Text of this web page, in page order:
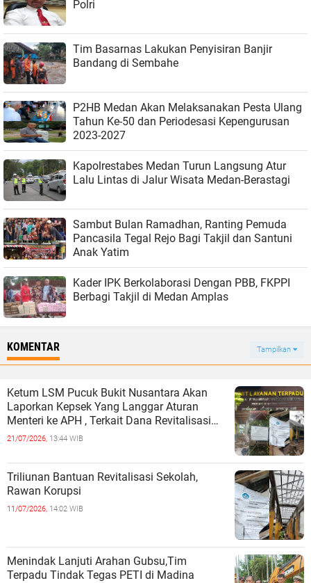
Polri
Tim Basarnas Lakukan Penyisiran Banjir
Bandang di Sembahe
P2HB Medan Akan Melaksanakan Pesta Ulang
Tahun Ke-50 dan Periodesasi Kepengurusan
2023-2027
Kapolrestabes Medan Turun Langsung Atur
Lalu Lintas di Jalur Wisata Medan-Berastagi
Sambut Bulan Ramadhan, Ranting Pemuda
Pancasila Tegal Rejo Bagi Takjil dan Santuni
Anak Yatim
Kader IPK Berkolaborasi Dengan PBB, FKPPI
Berbagi Takjil di Medan Amplas
KOMENTAR Tampilkan
Ketum LSM Pucuk Bukit Nusantara Akan
Laporkan Kepsek Yang Langgar Aturan
Menteri ke APH , Terkait Dana Revitalisasi
Sekolah
21/07/2026, 13:44 WIB
Triliunan Bantuan Revitalisasi Sekolah,
Rawan Korupsi
11/07/2026, 14:02 WIB
Menindak Lanjuti Arahan Gubsu,Tim
Terpadu Tindak Tegas PETI di Madina